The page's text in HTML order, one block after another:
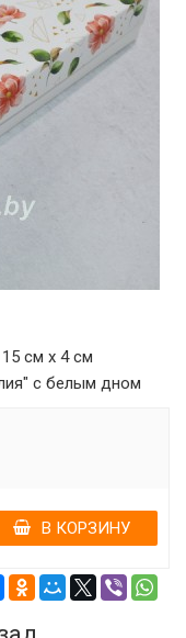
см х 4 см
с белым дном
В КОРЗИНУ